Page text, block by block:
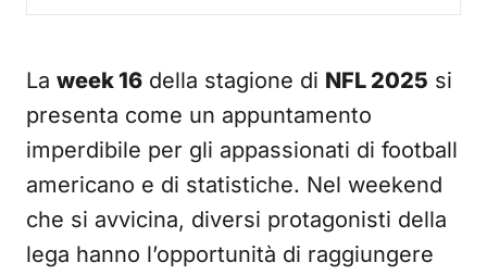
La week 16 della stagione di NFL 2025 si
presenta come un appuntamento
imperdibile per gli appassionati di football
americano e di statistiche. Nel weekend
che si avvicina, diversi protagonisti della
lega hanno l’opportunità di raggiungere